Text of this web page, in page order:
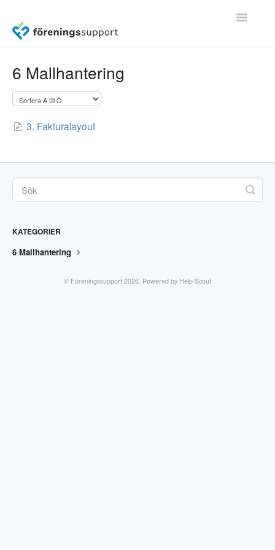
Toggle
Frågor & svar
Kom igång
Medlemsregister (v1.0)
Fakturering (v1.0)
Bokföring
6 Mallhantering
3. Fakturalayout
KATEGORIER
6 Mallhantering
© Föreningssupport 2026. Powered by Help Scout